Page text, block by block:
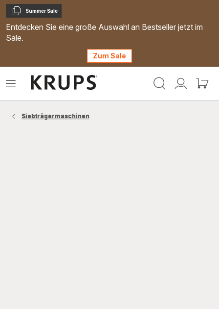
Kopieren
Summer Sale
Entdecken Sie eine große Auswahl an Bestseller jetzt im
Sale.
Zum Sale
Mein
Mein
Das
Siebträgermaschinen